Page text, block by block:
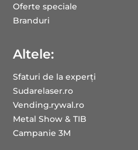
Oferte speciale
Branduri
Altele:
Sfaturi de la experți
Sudarelaser.ro
Vending.rywal.ro
Metal Show & TIB
Campanie 3M